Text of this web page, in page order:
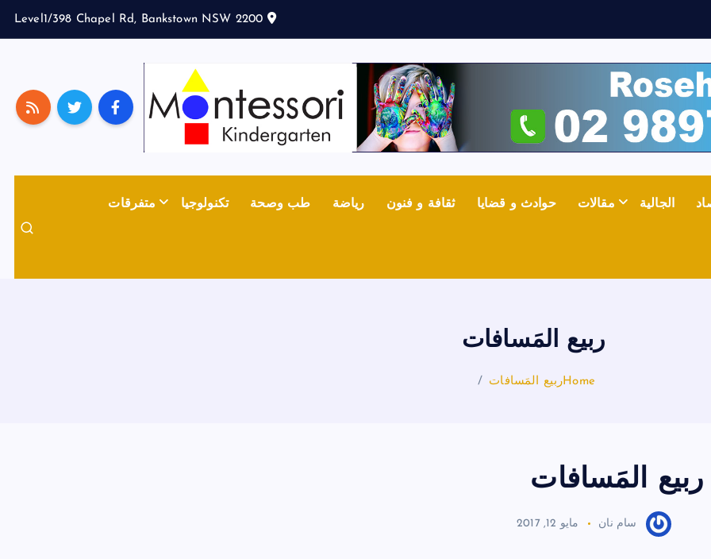
Level1/398 Chapel Rd, Bankstown NSW 2200
الجالية مقالات حوادث و قضايا ثقافة و فنون رياضة طب وصحة تكنولوجيا متفرقات
ربيع المَسافات
Homeربيع المَسافات
ربيع المَسافات
سام نان مايو 12, 2017